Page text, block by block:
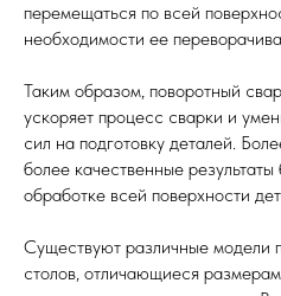
перемещаться по всей
необходимости ее
Таким образом, поворотный
ускоряет процесс сварки и
сил на подготовку деталей.
более качественные
обработке всей поверхности
Существуют различные модели
столов, отличающиеся